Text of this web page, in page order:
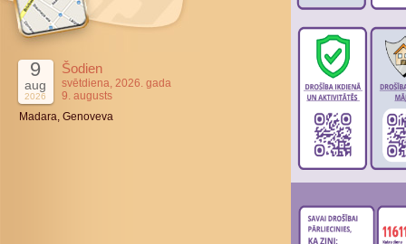
9
aug
2026
Šodien
svētdiena, 2026. gada
9. augusts
Madara, Genoveva